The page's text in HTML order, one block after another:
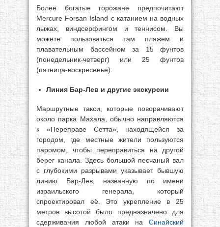
Более богатые горожане предпочитают
Mercure Forsan Island с катанием на водных
лыжах, виндсерфингом и теннисом. Вы
можете пользоваться там пляжем и
плавательным бассейном за 15 фунтов
(понедельник-четверг) или 25 фунтов
(пятница-воскресенье).
Линия Бар-Лев и другие экскурсии
Маршрутные такси, которые поворачивают
около парка Махала, обычно направляются
к «Переправе Сетта», находящейся за
городом, где местные жители пользуются
паромом, чтобы переправиться на другой
берег канала. Здесь большой песчаный вал
с глубокими разрывами указывает бывшую
линию Бар-Лев, названную по имени
израильского генерала, который
спроектировал её. Это укрепление в 25
метров высотой было предназначено для
сдерживания любой атаки на Синайский